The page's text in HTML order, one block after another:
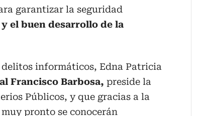
garantizar la seguridad
el buen desarrollo de la
informáticos, Edna Patricia
Francisco Barbosa, preside la
Públicos, y que gracias a la
pronto se conocerán